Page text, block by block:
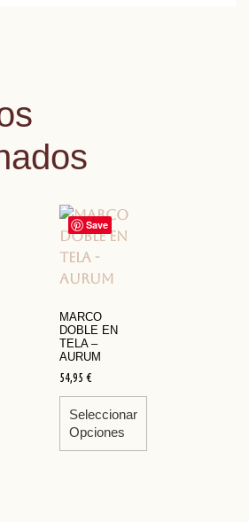
Save
MARCO
DOBLE EN
TELA –
AURUM
54,95 €
Seleccionar
Opciones